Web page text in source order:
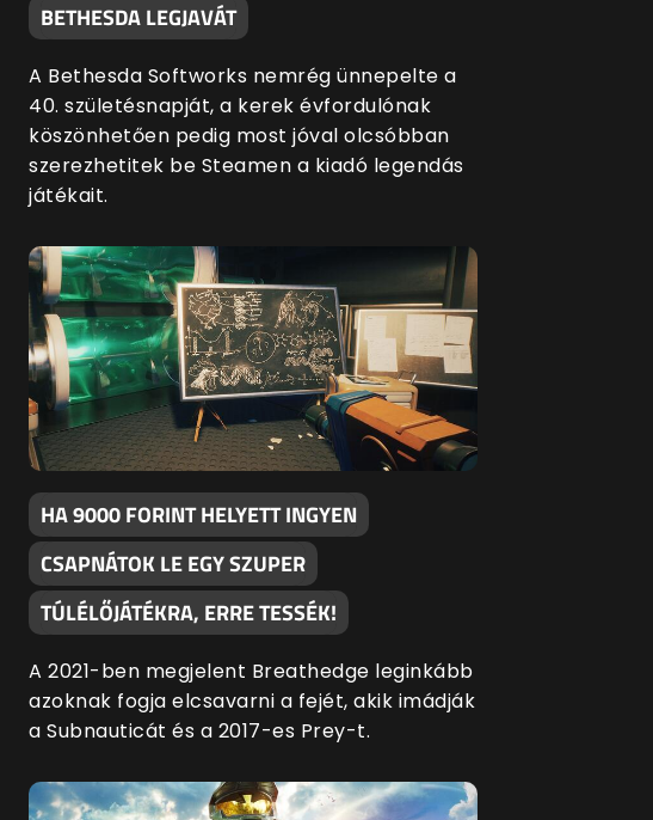
BETHESDA LEGJAVÁT
A Bethesda Softworks nemrég ünnepelte a
40. születésnapját, a kerek évfordulónak
köszönhetően pedig most jóval olcsóbban
szerezhetitek be Steamen a kiadó legendás
játékait.
HA 9000 FORINT HELYETT INGYEN
CSAPNÁTOK LE EGY SZUPER
TÚLÉLŐJÁTÉKRA, ERRE TESSÉK!
A 2021-ben megjelent Breathedge leginkább
azoknak fogja elcsavarni a fejét, akik imádják
a Subnauticát és a 2017-es Prey-t.